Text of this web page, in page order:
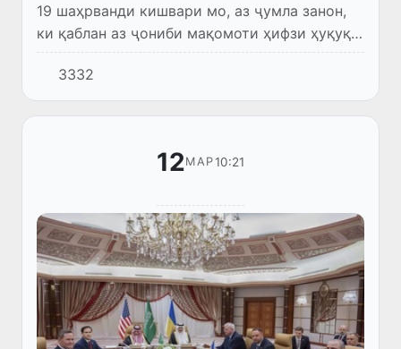
19 шаҳрванди кишвари мо, аз ҷумла занон,
ки қаблан аз ҷониби мақомоти ҳифзи ҳуқуқи
Арабистони Саудӣ боздошт шуда буданд, ба
Ӯзбекистон баргардонида шуданд.
3332
12МАР10:21